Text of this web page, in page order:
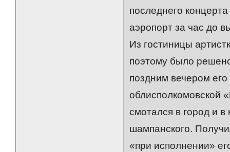
последнего
аэропорт за час до
Из гостиницы
поэтому было
поздним вечером
облисполкомовской
смотался в город и в
шампанского.
«при исполнении»